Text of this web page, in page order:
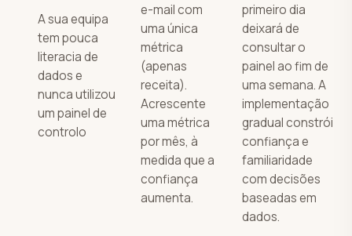
A sua equipa
tem pouca
literacia de
dados e
nunca utilizou
um painel de
controlo
e-mail com
uma única
métrica
(apenas
receita).
Acrescente
uma métrica
por mês, à
medida que a
confiança
aumenta.
primeiro dia
deixará de
consultar o
painel ao fim de
uma semana. A
implementação
gradual constrói
confiança e
familiaridade
com decisões
baseadas em
dados.